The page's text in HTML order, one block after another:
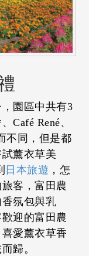
園區中共有3
Café René、
不同，但是都
薰衣草美
日本旅遊 ，怎
客，富田農
氛包與乳
迎的富田農
愛薰衣草香
歸。